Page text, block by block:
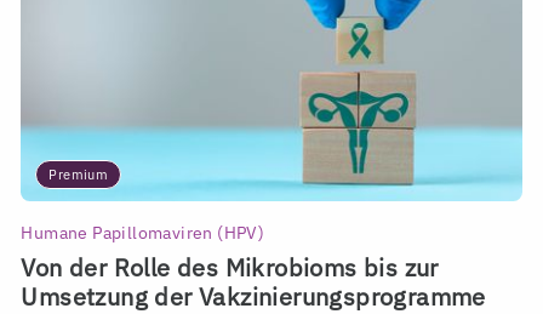
Premium
Humane Papillomaviren (HPV)
Von der Rolle des Mikrobioms bis zur
Umsetzung der Vakzinierungsprogramme